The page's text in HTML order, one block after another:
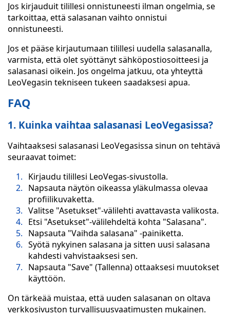
Jos kirjauduit tilillesi onnistuneesti ilman ongelmia, se
tarkoittaa, että salasanan vaihto onnistui
onnistuneesti.
Jos et pääse kirjautumaan tilillesi uudella salasanalla,
varmista, että olet syöttänyt sähköpostiosoitteesi ja
salasanasi oikein. Jos ongelma jatkuu, ota yhteyttä
LeoVegasin tekniseen tukeen saadaksesi apua.
FAQ
1. Kuinka vaihtaa salasanasi LeoVegasissa?
Vaihtaaksesi salasanasi LeoVegasissa sinun on tehtävä
seuraavat toimet:
Kirjaudu tilillesi LeoVegas-sivustolla.
Napsauta näytön oikeassa yläkulmassa olevaa
profiilikuvaketta.
Valitse "Asetukset"-välilehti avattavasta valikosta.
Etsi "Asetukset"-välilehdeltä kohta "Salasana".
Napsauta "Vaihda salasana" -painiketta.
Syötä nykyinen salasana ja sitten uusi salasana
kahdesti vahvistaaksesi sen.
Napsauta "Save" (Tallenna) ottaaksesi muutokset
käyttöön.
On tärkeää muistaa, että uuden salasanan on oltava
verkkosivuston turvallisuusvaatimusten mukainen.